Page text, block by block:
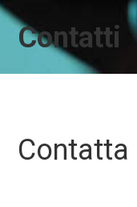
Contatti
Contatta